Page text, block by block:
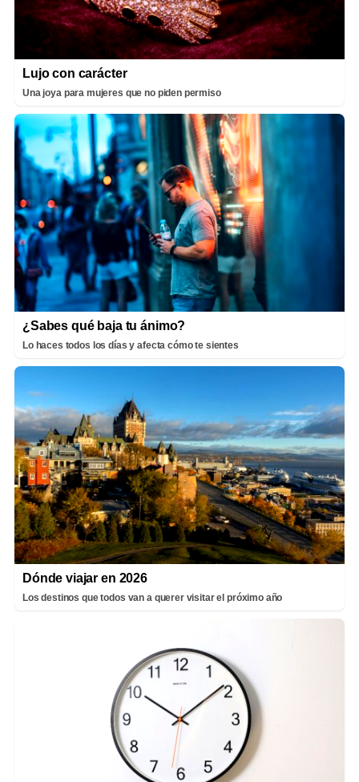
Lujo con carácter
Una joya para mujeres que no piden permiso
¿Sabes qué baja tu ánimo?
Lo haces todos los días y afecta cómo te sientes
Dónde viajar en 2026
Los destinos que todos van a querer visitar el próximo año